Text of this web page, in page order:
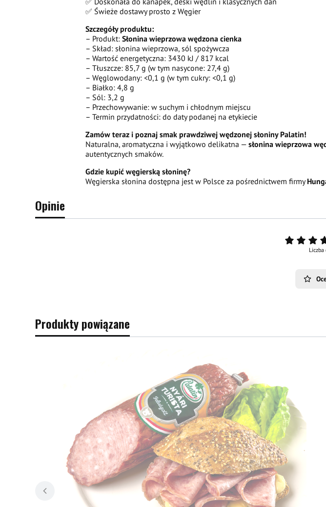
✅ Świeże dostawy prosto z Węgier
Szczegóły produktu:
– Produkt: Słonina wieprzowa wędzona cienka
– Skład: słonina wieprzowa, sól spożywcza
– Wartość energetyczna: 3430 kJ / 817 kcal
– Tłuszcze: 85,7 g (w tym nasycone: 27,4 g)
– Węglowodany: <0,1 g (w tym cukry: <0,1 g)
– Białko: 4,8 g
– Sól: 3,2 g
– Przechowywanie: w suchym i chłodnym miejscu
– Termin przydatności: do daty podanej na etykiecie
Zamów teraz i poznaj smak prawdziwej wędzonej słoniny Palatin!
Naturalna, aromatyczna i wyjątkowo delikatna — słonina wieprzowa
autentycznych smaków.
Gdzie kupić węgierską słoninę?
Węgierska słonina dostępna jest w Polsce za pośrednictwem firmy
Opinie
Liczba
Produkty powiązane